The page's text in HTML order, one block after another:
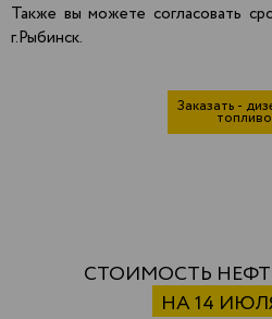
Также вы можете согласовать
г.Рыбинск.
Заказать -
топливо
СТОИМОСТЬ
НА 14